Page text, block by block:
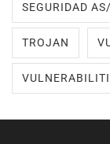
SEGURIDAD
TROJAN